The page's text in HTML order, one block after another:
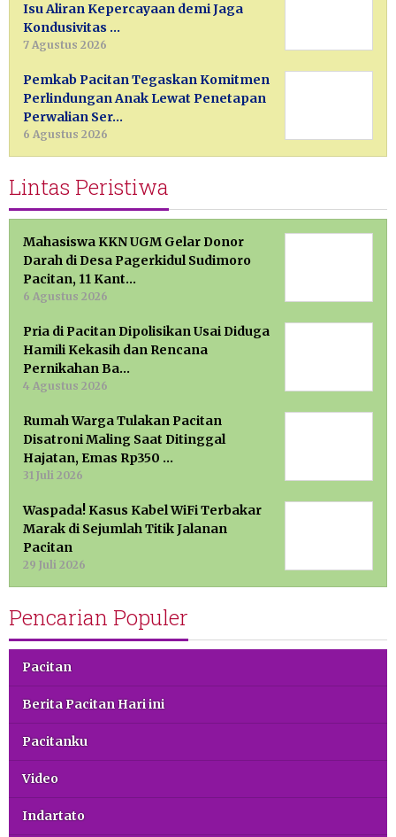
Isu Aliran Kepercayaan demi Jaga
Kondusivitas …
7 Agustus 2026
Pemkab Pacitan Tegaskan Komitmen
Perlindungan Anak Lewat Penetapan
Perwalian Ser…
6 Agustus 2026
Lintas Peristiwa
Mahasiswa KKN UGM Gelar Donor
Darah di Desa Pagerkidul Sudimoro
Pacitan, 11 Kant…
6 Agustus 2026
Pria di Pacitan Dipolisikan Usai Diduga
Hamili Kekasih dan Rencana
Pernikahan Ba…
4 Agustus 2026
Rumah Warga Tulakan Pacitan
Disatroni Maling Saat Ditinggal
Hajatan, Emas Rp350 …
31 Juli 2026
Waspada! Kasus Kabel WiFi Terbakar
Marak di Sejumlah Titik Jalanan
Pacitan
29 Juli 2026
Pencarian Populer
Pacitan
Berita Pacitan Hari ini
Pacitanku
Video
Indartato